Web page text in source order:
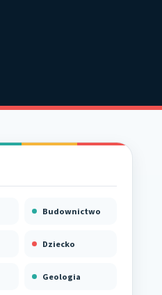
Budownictwo
Dziecko
Geologia